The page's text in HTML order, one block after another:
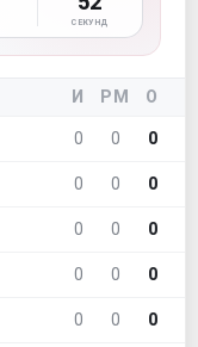
СЕКУНД
И РМ О
0 0 0
0 0 0
0 0 0
0 0 0
0 0 0